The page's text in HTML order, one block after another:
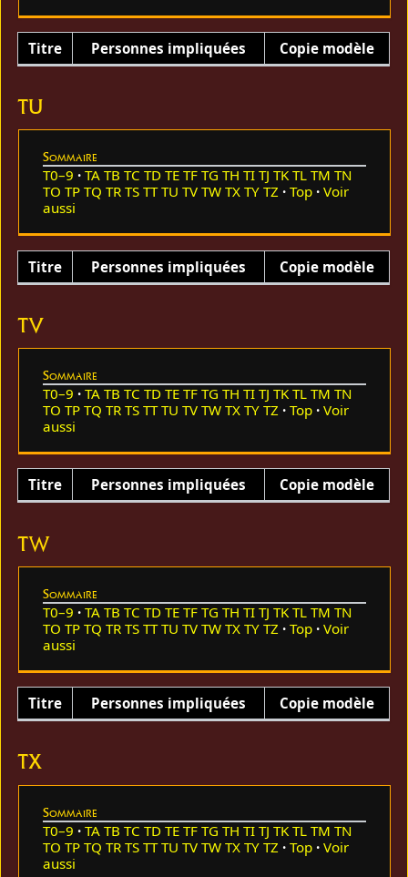
Titre Personnes impliquées Copie modèle
TU
Sommaire
T0–9 TA TB TC TD TE TF TG TH TI TJ TK TL TM TN
TO TP TQ TR TS TT TU TV TW TX TY TZ Top
Voir
aussi
Titre Personnes impliquées Copie modèle
TV
Sommaire
T0–9 TA TB TC TD TE TF TG TH TI TJ TK TL TM TN
TO TP TQ TR TS TT TU TV TW TX TY TZ Top
Voir
aussi
Titre Personnes impliquées Copie modèle
TW
Sommaire
T0–9 TA TB TC TD TE TF TG TH TI TJ TK TL TM TN
TO TP TQ TR TS TT TU TV TW TX TY TZ Top
Voir
aussi
Titre Personnes impliquées Copie modèle
TX
Sommaire
T0–9 TA TB TC TD TE TF TG TH TI TJ TK TL TM TN
TO TP TQ TR TS TT TU TV TW TX TY TZ Top
Voir
aussi